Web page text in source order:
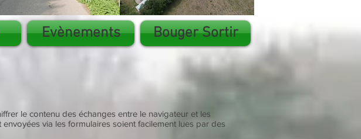
Evènements Bouger Sortir
le contenu des échanges entre le navigateur et les
via les formulaires soient facilement lues par des